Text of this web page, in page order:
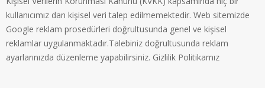
kullanıcımız dan kişisel veri talep edilmemektedir. Web sitemizde
Google reklam prosedürleri doğrultusunda genel ve kişisel
reklamlar uygulanmaktadır.Talebiniz doğrultusunda reklam
ayarlarınızda düzenleme yapabilirsiniz. Gizlilik Politikamız